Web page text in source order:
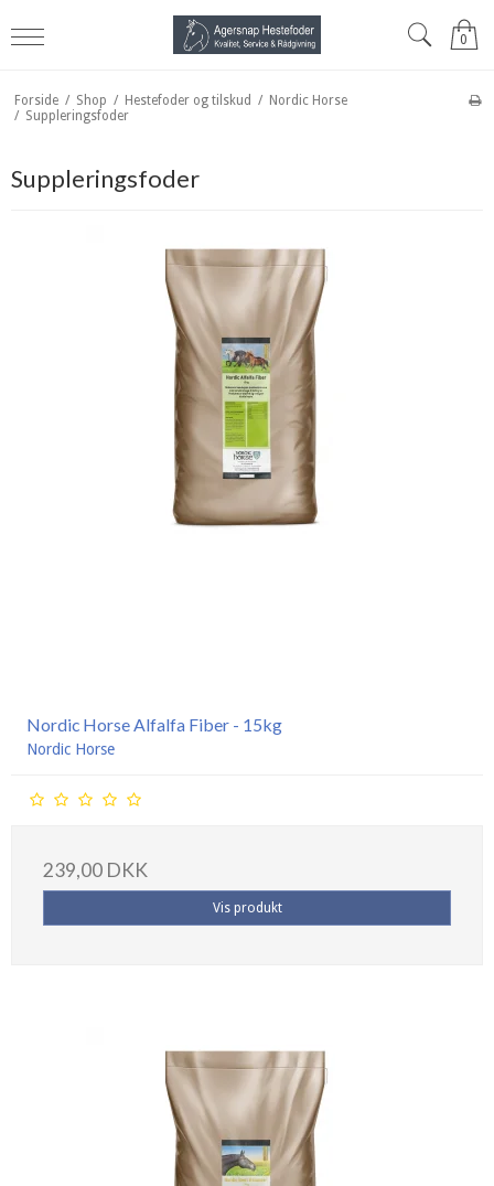
0
Forside / Shop / Hestefoder og tilskud / Nordic Horse
/ Suppleringsfoder
Suppleringsfoder
Nordic Horse Alfalfa Fiber - 15kg
Nordic Horse
239,00 DKK
Vis produkt